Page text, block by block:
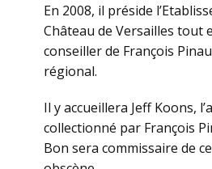
En 2008, il préside
Château de Versailles tout
conseiller de François
régional.
Il y accueillera Jeff Koons,
collectionné par François
Bon sera commissaire de